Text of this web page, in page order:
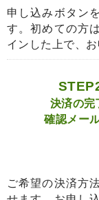
申し込みボタン
す。初めての方
インした上で、
決済の完
確認メー
ご希望の決済方